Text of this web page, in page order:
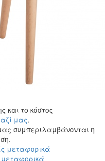
και το κόστος
μας.
συμπεριλαμβάνονται η
μεταφορικά